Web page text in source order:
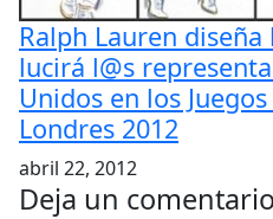
Ralph Lauren
lucirá l@s
Unidos en los
Londres 2012
abril 22, 2012
Deja un comentario